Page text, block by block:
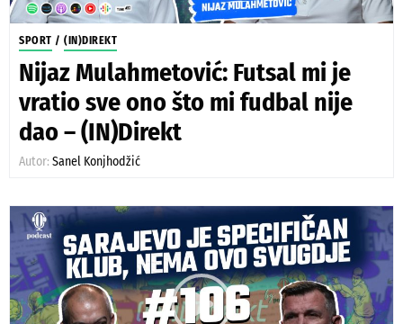
SPORT / (IN)DIREKT
Nijaz Mulahmetović: Futsal mi je
vratio sve ono što mi fudbal nije
dao – (IN)Direkt
Autor: Sanel Konjhodžić